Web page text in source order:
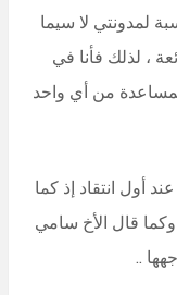
لمدونتي لا سيما
، لذلك فأنا في
من أي واحد
أول انتقاد إذ كما
قال الأخ سامي
..